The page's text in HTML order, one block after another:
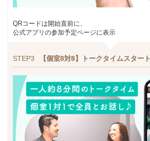
QRコードは開始直前に、
公式アプリの参加予定ページに表示
STEP3 【個室8対8】トークタイムスタート